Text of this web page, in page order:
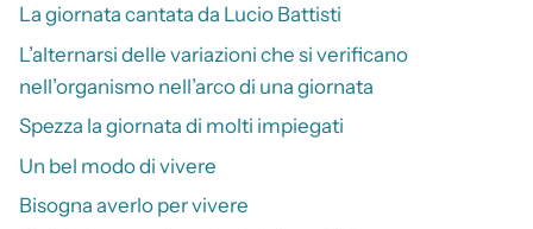
La giornata cantata da Lucio Battisti
L’alternarsi delle variazioni che si verificano
nell’organismo nell’arco di una giornata
Spezza la giornata di molti impiegati
Un bel modo di vivere
Bisogna averlo per vivere